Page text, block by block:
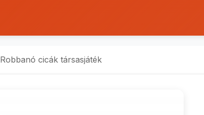
Robbanó cicák társasjáték